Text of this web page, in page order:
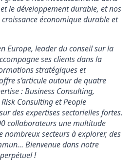
le développement durable, et nos
économique durable et
Europe, leader du conseil sur la
ses clients dans la
stratégiques et
s’articule autour de quatre
: Business Consulting,
Consulting et People
des expertises sectorielles fortes.
collaborateurs une multitude
nombreux secteurs à explorer, des
Bienvenue dans notre
!